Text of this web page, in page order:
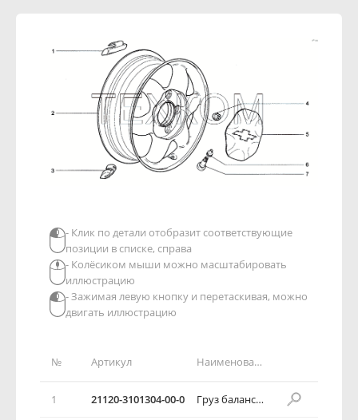
№ Артикул Наименование детали
1 21120-3101304-00-0 Груз балансировочный 20 г
- Клик по детали отобразит соответствующие
позиции в списке, справа
- Колёсиком мыши можно масштабировать
иллюстрацию
- Зажимая левую кнопку и перетаскивая, можно
двигать иллюстрацию